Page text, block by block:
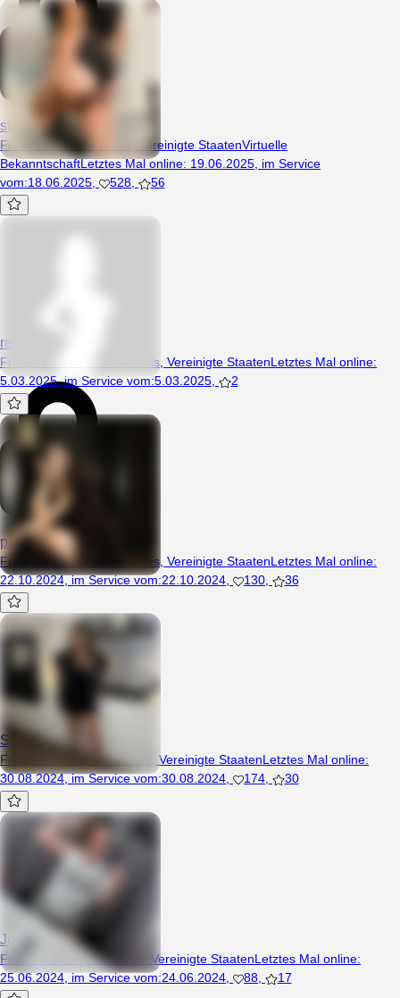
stoneykenziee
Frau, 20 Jahre, Fresno, Vereinigte StaatenVirtuelle
BekanntschaftLetztes Mal online: 19.06.2025 im Service
vom:18.06.2025 528 56
ren
Frau, 19 Jahre, Beverly Hills, Vereinigte StaatenLetztes Mal online:
5.03.2025,im Service vom:5.03.2025, 2
puhuimei
Frau, 36 Jahre, Los Angeles, Vereinigte StaatenLetztes Mal online:
22.10.2024,im Service vom:22.10.2024 130 36
Savanna9001
Frau, 21 Jahre, Oceanside, Vereinigte StaatenLetztes Mal online:
30.08.2024,im Service vom:30.08.2024, 174, 30
Jossie
Frau, 45 Jahre, Calistoga, Vereinigte StaatenLetztes Mal online:
25.06.2024 im Service vom:24.06.2024 88 17